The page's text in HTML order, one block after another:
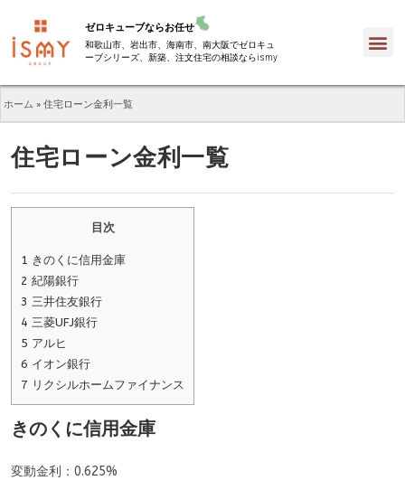
ゼロキューブならお任せ
和歌山市、岩出市、海南市、南大阪でゼロキュ
ーブシリーズ、新築、注文住宅の相談ならismy
ホーム » 住宅ローン金利一覧
住宅ローン金利一覧
目次
1 きのくに信用金庫
2 紀陽銀行
3 三井住友銀行
4 三菱UFJ銀行
5 アルヒ
6 イオン銀行
7 リクシルホームファイナンス
きのくに信用金庫
変動金利：0.625%